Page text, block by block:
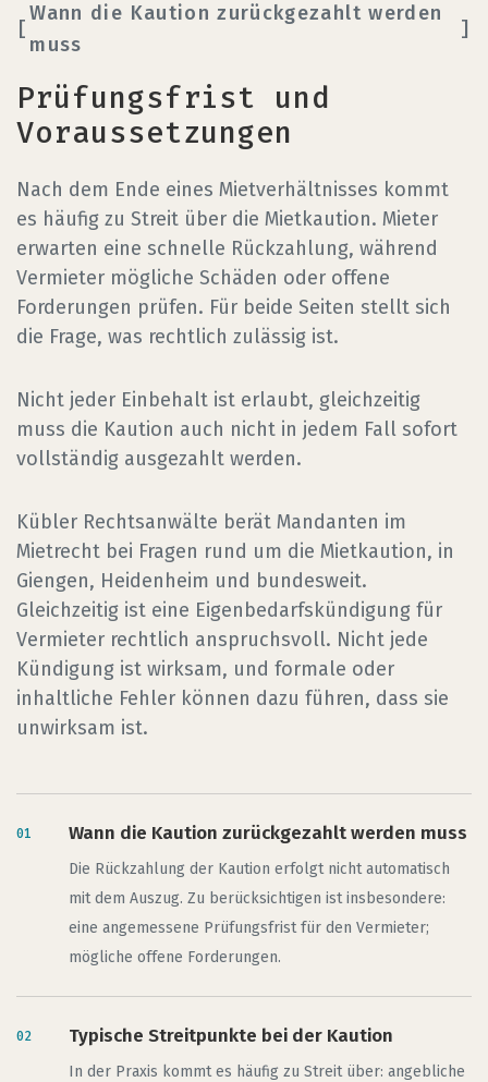
Wann die Kaution zurückgezahlt werden
muss
Prüfungsfrist und
Voraussetzungen
Nach dem Ende eines Mietverhältnisses kommt
es häufig zu Streit über die Mietkaution. Mieter
erwarten eine schnelle Rückzahlung, während
Vermieter mögliche Schäden oder offene
Forderungen prüfen. Für beide Seiten stellt sich
die Frage, was rechtlich zulässig ist.
Nicht jeder Einbehalt ist erlaubt, gleichzeitig
muss die Kaution auch nicht in jedem Fall sofort
vollständig ausgezahlt werden.
Kübler Rechtsanwälte berät Mandanten im
Mietrecht bei Fragen rund um die Mietkaution, in
Giengen, Heidenheim und bundesweit.
Gleichzeitig ist eine Eigenbedarfskündigung für
Vermieter rechtlich anspruchsvoll. Nicht jede
Kündigung ist wirksam, und formale oder
inhaltliche Fehler können dazu führen, dass sie
unwirksam ist.
Wann die Kaution zurückgezahlt werden muss
Die Rückzahlung der Kaution erfolgt nicht automatisch
mit dem Auszug. Zu berücksichtigen ist insbesondere:
eine angemessene Prüfungsfrist für den Vermieter;
mögliche offene Forderungen.
Typische Streitpunkte bei der Kaution
In der Praxis kommt es häufig zu Streit über: angebliche